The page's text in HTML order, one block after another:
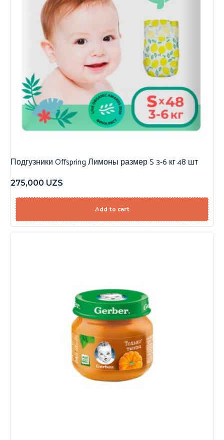
Подгузники Offspring Лимоны размер S 3-6 кг 48 шт
275,000 UZS
Add to cart